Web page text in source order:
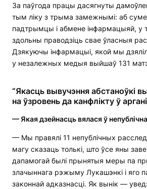
За паўгода працы дасягнуты
тым ліку з трыма замежнымі: аб
падтрымцы і абмене інфармацыяй, у
здольны праводзіць свае ўласныя
Дзякуючы інфармацыі, якой мы
у незалежных медыя выйшаў 131
“Якасць вывучэння абстаноўкі
на ўзровень да канфлікту ў
— Якая дзейнасць вялася ў
— Мы правялі 11 непублічных
магу сказаць толькі, што ўсе яны
дапамогай былі прынятыя меры па
злачыннага рэжыму Лукашэнкі і яго
законнай адказнасці. Як вынік —